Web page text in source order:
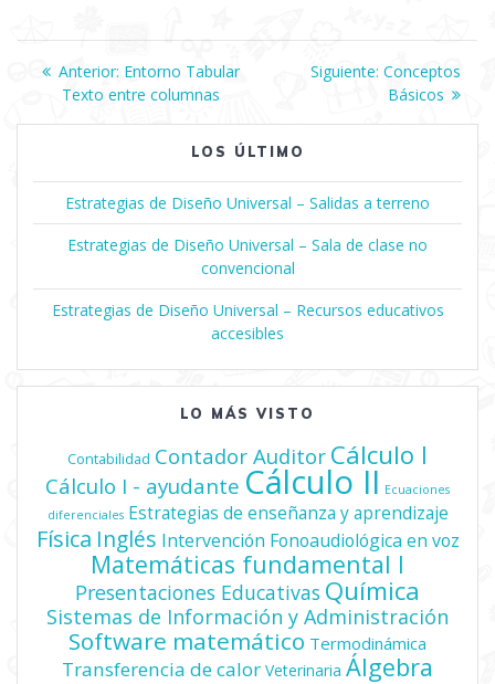
Navegación
de
entradas
Anterior: Entrada
anterior:
Entorno Tabular
Texto entre columnas
Siguiente: Siguiente
entrada:
Conceptos
Básicos
LOS ÚLTIMO
Estrategias de Diseño Universal – Salidas a terreno
Estrategias de Diseño Universal – Sala de clase no
convencional
Estrategias de Diseño Universal – Recursos educativos
accesibles
LO MÁS VISTO
Contabilidad Contador Auditor Cálculo I
Cálculo I - ayudante Cálculo II Ecuaciones
diferenciales Estrategias de enseñanza y aprendizaje
Física Inglés Intervención Fonoaudiológica en voz
Matemáticas fundamental I
Presentaciones Educativas Química
Sistemas de Información y Administración
Software matemático Termodinámica
Transferencia de calor Veterinaria Álgebra